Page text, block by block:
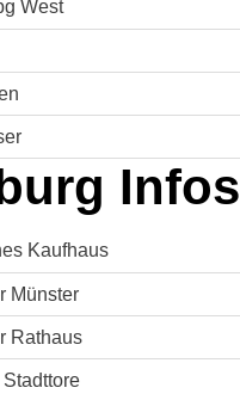
West
Infos
Kaufhaus
Münster
Rathaus